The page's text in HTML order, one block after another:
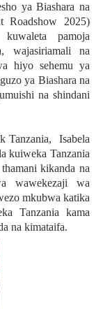
ya Biashara na
Roadshow 2025)
pamoja
wajasiriamali na
hiyo sehemu ya
ya Biashara na
na shindani
Tanzania, Isabela
kuiweka Tanzania
kikanda na
wawekezaji wa
mkubwa katika
Tanzania kama
na kimataifa.